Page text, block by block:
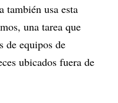
también usa esta
una tarea que
de equipos de
ubicados fuera de